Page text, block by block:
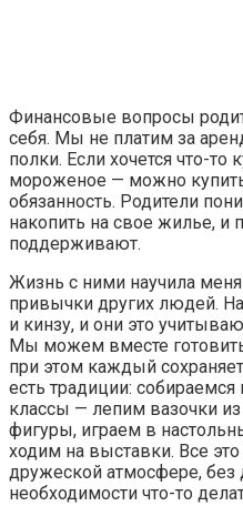
Финансовые вопросы
себя. Мы не платим за
полки. Если хочется что-то
мороженое — можно купить
обязанность. Родители
накопить на свое жилье, и
поддерживают.
Жизнь с ними научила
привычки других людей.
и кинзу, и они это
Мы можем вместе
при этом каждый
есть традиции:
классы — лепим вазочки
фигуры, играем в
ходим на выставки. Все
дружеской атмосфере, без
необходимости что-то